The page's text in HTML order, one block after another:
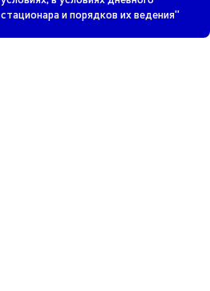
стационара и порядков их ведения"